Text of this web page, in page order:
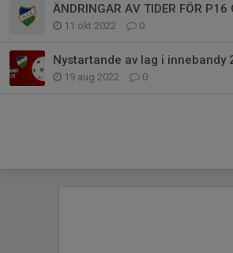
ÄNDRINGAR AV TIDER FÖR P16
11 okt 2022 0
Nystartande av lag i innebandy
19 aug 2022 0